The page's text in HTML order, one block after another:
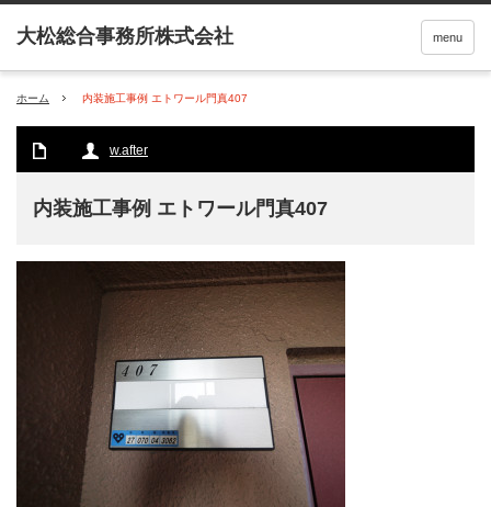
menu
ホーム 内装施工事例 エトワール門真407
w.after
内装施工事例 エトワール門真407